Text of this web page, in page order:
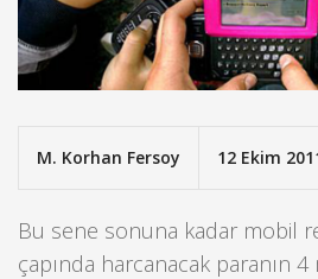
M. Korhan Fersoy 12 Ekim
Bu sene sonuna kadar mobil
çapında harcanacak paranın